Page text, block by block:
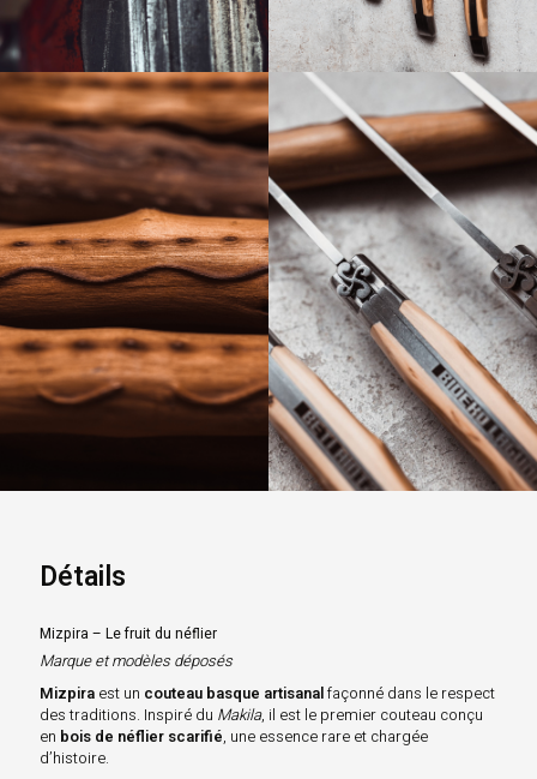
Détails
Mizpira – Le fruit du néflier
Marque et modèles déposés
Mizpiraest un couteau basque artisanalfaçonné dans le respect
des traditions. Inspiré du Makila, il est le premier couteau conçu
en bois de néflier scarifié, une essence rare et chargée
d’histoire.